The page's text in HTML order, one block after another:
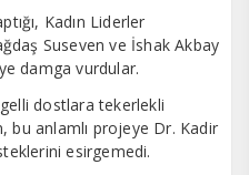
Kadın Liderler
Suseven ve İshak Akbay
damga vurdular.
dostlara tekerlekli
bu anlamlı projeye Dr. Kadir
esirgemedi.